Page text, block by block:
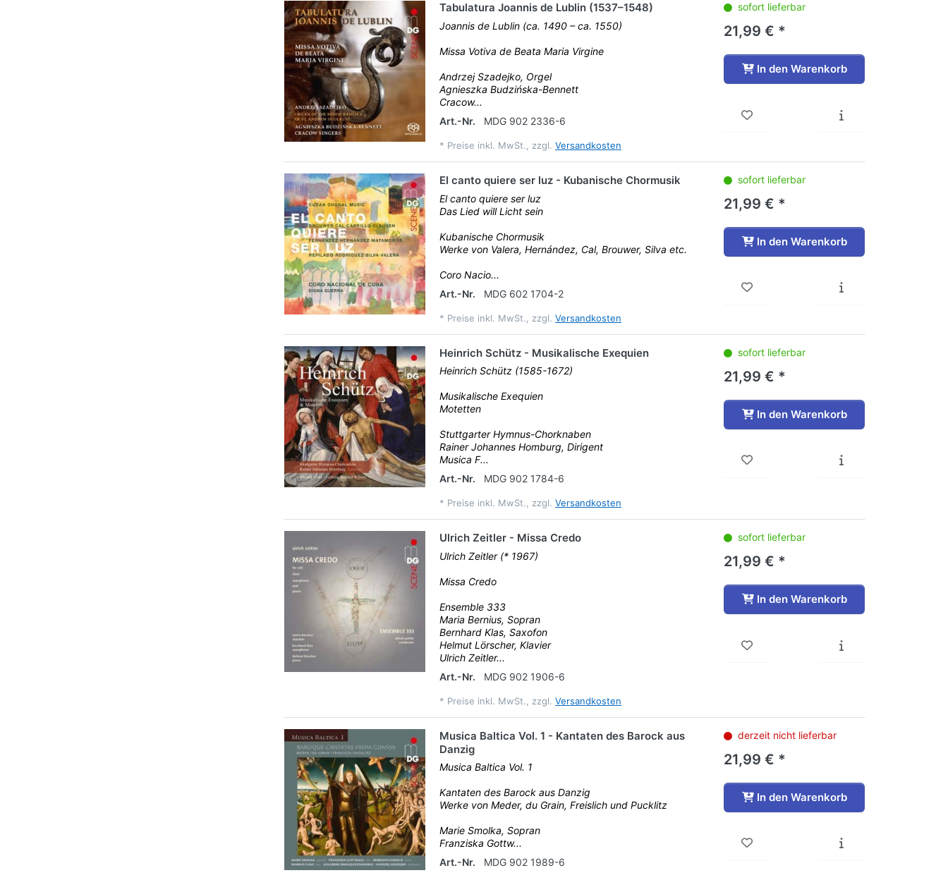
Tabulatura Joannis de Lublin (1537–1548)
Joannis de Lublin (ca. 1490 – ca. 1550)
Missa Votiva de Beata Maria Virgine
Andrzej Szadejko, Orgel
Agnieszka Budzińska-Bennett
Cracow...
Art.-Nr.
MDG 902 2336-6
* Preise inkl. MwSt., zzgl. Versandkosten
sofort lieferbar
21,99 € *
In den Warenkorb
El canto quiere ser luz - Kubanische Chormusik
El canto quiere ser luz
Das Lied will Licht sein
Kubanische Chormusik
Werke von Valera, Hernández, Cal, Brouwer, Silva etc.
Coro Nacio...
Art.-Nr.
MDG 602 1704-2
* Preise inkl. MwSt., zzgl. Versandkosten
sofort lieferbar
21,99 € *
In den Warenkorb
Heinrich Schütz - Musikalische Exequien
Heinrich Schütz (1585-1672)
Musikalische Exequien
Motetten
Stuttgarter Hymnus-Chorknaben
Rainer Johannes Homburg, Dirigent
Musica F...
Art.-Nr.
MDG 902 1784-6
* Preise inkl. MwSt., zzgl. Versandkosten
sofort lieferbar
21,99 € *
In den Warenkorb
Ulrich Zeitler - Missa Credo
Ulrich Zeitler (* 1967)
Missa Credo
Ensemble 333
Maria Bernius, Sopran
Bernhard Klas, Saxofon
Helmut Lörscher, Klavier
Ulrich Zeitler...
Art.-Nr.
MDG 902 1906-6
* Preise inkl. MwSt., zzgl. Versandkosten
sofort lieferbar
21,99 € *
In den Warenkorb
Musica Baltica Vol. 1 - Kantaten des Barock aus
Danzig
Musica Baltica Vol. 1
Kantaten des Barock aus Danzig
Werke von Meder, du Grain, Freislich und Pucklitz
Marie Smolka, Sopran
Franziska Gottw...
Art.-Nr.
MDG 902 1989-6
derzeit nicht lieferbar
21,99 € *
In den Warenkorb